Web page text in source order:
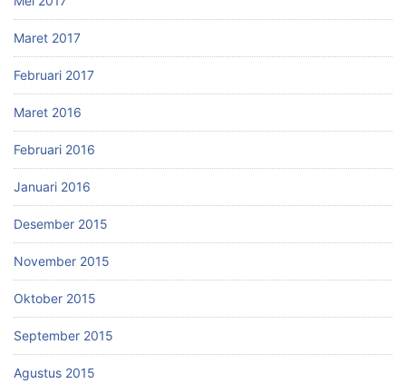
Maret 2017
Februari 2017
Maret 2016
Februari 2016
Januari 2016
Desember 2015
November 2015
Oktober 2015
September 2015
Agustus 2015